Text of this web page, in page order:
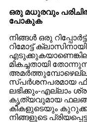
ഒരു മധുരവും
പോകുക
നിങ്ങൾ ഒരു
റിമോട്ട്
മികച്ചതായി
സ്പർശനപരമായ
ലഭിക്കും-എല്ലാം
കൃത്യവുമായ
കീകളുടെയും
നിങ്ങളുടെ